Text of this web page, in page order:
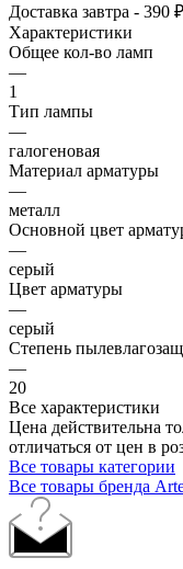
Доставка завтра - 390 ₽
Характеристики
Общее кол-во ламп
—
1
Тип лампы
—
галогеновая
Материал арматуры
—
металл
Основной цвет
—
серый
Цвет арматуры
—
серый
Степень
—
20
Все характеристики
Цена действительна
отличаться от цен в
Все товары категории
Все товары бренда